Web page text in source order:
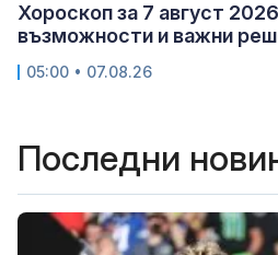
Хороскоп за 7 август
възможности и важни
05:00 • 07.08.26
Последни